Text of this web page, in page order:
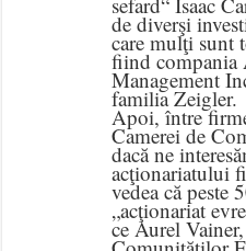
de diverşi
care mulţi sunt
fiind compania
Management
familia Zeigler.
Apoi, între
Camerei de
dacă ne
acţionariatului
vedea că peste
„acţionariat
ce Aurel